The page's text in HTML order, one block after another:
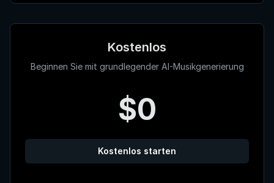
Kostenlos
Beginnen Sie mit grundlegender AI-Musikgenerierung
$0
Kostenlos starten